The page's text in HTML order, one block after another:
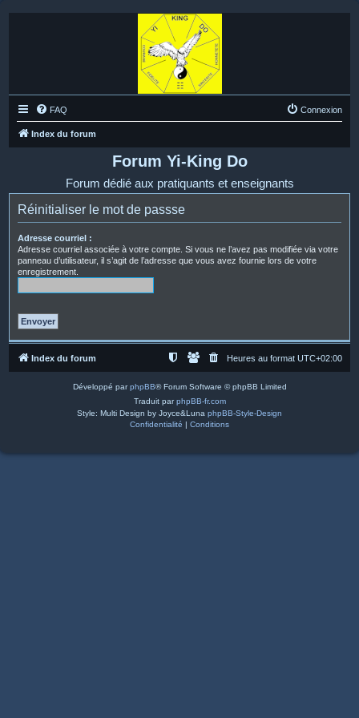
FAQ Connexion
Index du forum
Forum Yi-King Do
Forum dédié aux pratiquants et enseignants
Réinitialiser le mot de passse
Adresse courriel :
Adresse courriel associée à votre compte. Si vous ne l’avez pas modifiée via votre
panneau d’utilisateur, il s’agit de l’adresse que vous avez fournie lors de votre
enregistrement.
Index du forum Heures au format UTC+02:00
Développé parphpBB® Forum Software © phpBB Limited
Traduit parphpBB-fr.com
Style: Multi Design by Joyce&Luna phpBB-Style-Design
Confidentialité | Conditions